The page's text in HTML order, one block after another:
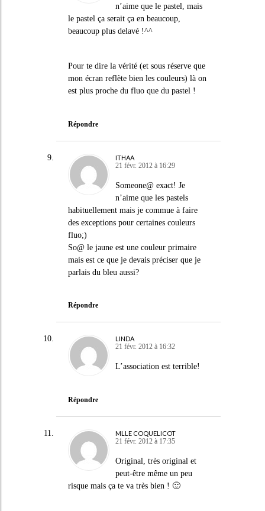
n’aime que le pastel, mais
le pastel ça serait ça en beaucoup,
beaucoup plus delavé !^^
Pour te dire la vérité (et sous réserve que
mon écran reflète bien les couleurs) là on
est plus proche du fluo que du pastel !
Répondre
ITHAA
21 févr. 2012 à 16:29
Someone@ exact! Je
n’aime que les pastels
habituellement mais je commue à faire
des exceptions pour certaines couleurs
fluo;)
So@ le jaune est une couleur primaire
mais est ce que je devais préciser que je
parlais du bleu aussi?
Répondre
LINDA
21 févr. 2012 à 16:32
L’association est terrible!
Répondre
MLLE COQUELICOT
21 févr. 2012 à 17:35
Original, très original et
peut-être même un peu
risque mais ça te va très bien ! 🙂